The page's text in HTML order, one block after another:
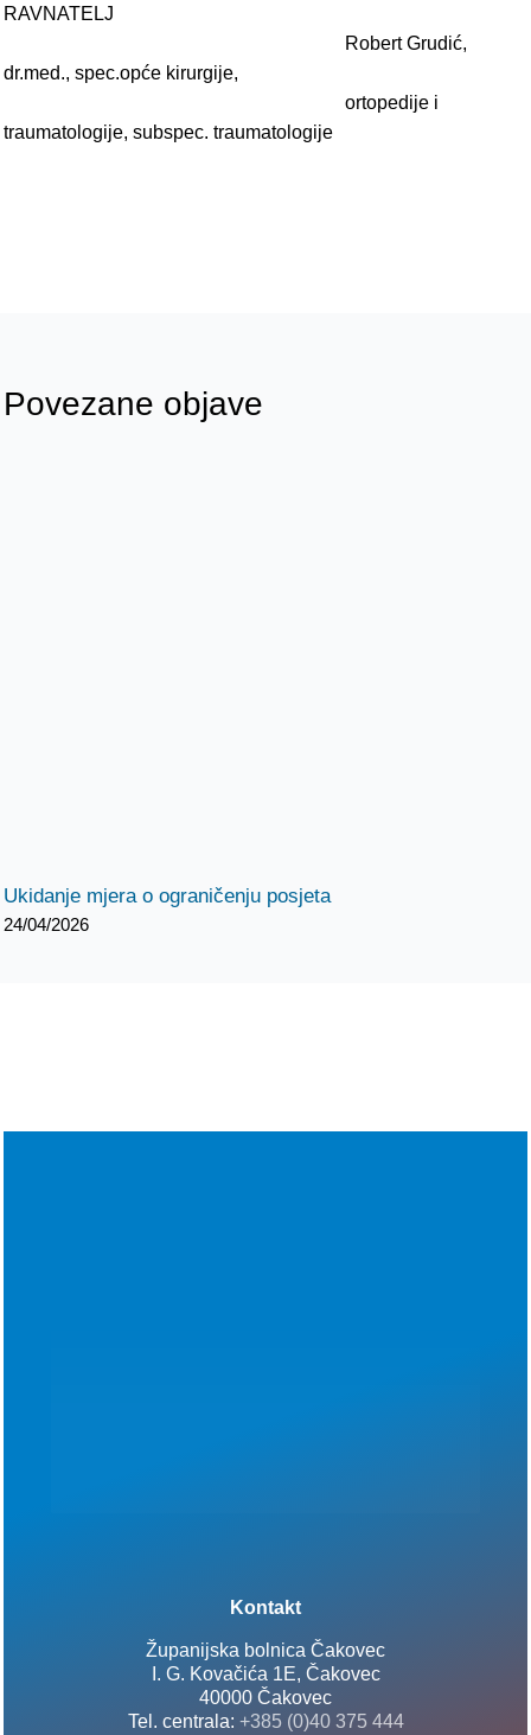
RAVNATELJ
Robert Grudić,
dr.med., spec.opće kirurgije,
ortopedije i
traumatologije, subspec. traumatologije
Povezane objave
Ukidanje mjera o ograničenju posjeta
24/04/2026
Kontakt
Županijska bolnica Čakovec
I. G. Kovačića 1E, Čakovec
40000 Čakovec
Tel. centrala: +385 (0)40 375 444